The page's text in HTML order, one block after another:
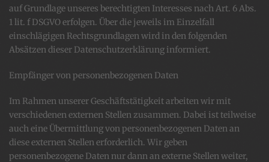
auf Grundlage unseres berechtigten Interesses nach Art. 6 Abs.
1 lit. f DSGVO erfolgen. Über die jeweils im Einzelfall
einschlägigen Rechtsgrundlagen wird in den folgenden
Absätzen dieser Datenschutzerklärung informiert.
Empfänger von personenbezogenen Daten
Im Rahmen unserer Geschäftstätigkeit arbeiten wir mit
verschiedenen externen Stellen zusammen. Dabei ist teilweise
auch eine Übermittlung von personenbezogenen Daten an
diese externen Stellen erforderlich. Wir geben
personenbezogene Daten nur dann an externe Stellen weiter,